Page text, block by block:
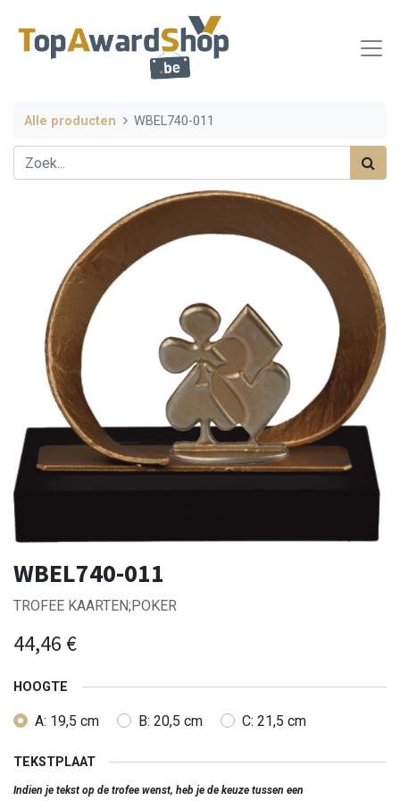
Alle producten WBEL740-011
WBEL740-011
TROFEE KAARTEN;POKER
44,46 €
HOOGTE
A: 19,5 cm B: 20,5 cm C: 21,5 cm
TEKSTPLAAT
Indien je tekst op de trofee wenst, heb je de keuze tussen een